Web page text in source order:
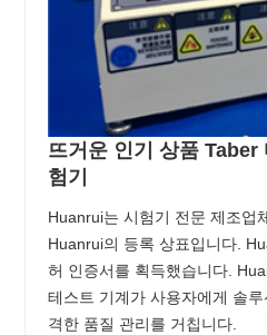
뜨거운 인기 상품 Taber
험기
Huanrui는 시험기 전문 제조업
Huanrui의 등록 상표입니다.
허 인증서를 획득했습니다.
테스트 기계가 사용자에게 솔
격한 품질 관리를 거칩니다.